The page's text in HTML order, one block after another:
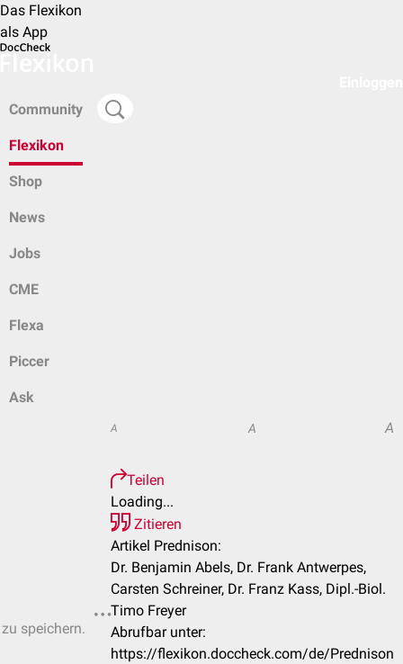
Das Flexikon
als App
Community
Flexikon
Shop
News
Jobs
CME
Flexa
Piccer
Ask
speichern.
A A A
Teilen
Loading...
Zitieren
Artikel Prednison:
Dr. Benjamin Abels, Dr. Frank Antwerpes,
Carsten Schreiner, Dr. Franz Kass, Dipl.-Biol.
Timo Freyer
Abrufbar unter:
https://flexikon.doccheck.com/de/Prednison